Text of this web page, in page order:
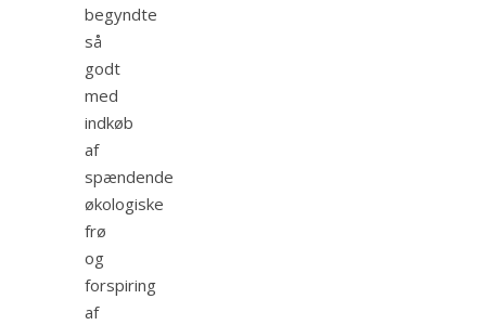
begyndte
så
godt
med
indkøb
af
spændende
økologiske
frø
og
forspiring
af